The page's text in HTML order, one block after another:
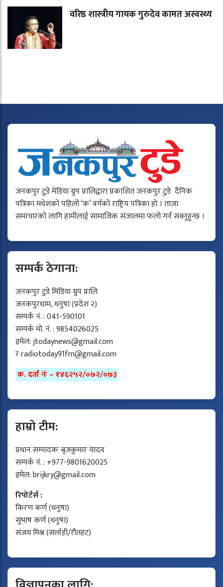
वरिष्ठ शास्त्रीय गायक गुरुदेव कामत अस्वस्थ्य
जनकपुर टुडे मेडिया ग्रुप प्रालिद्वारा प्रकाशित जनकपुर टुडे दैनिक
पत्रिका मधेशको पहिलो ‘क’ वर्गको राष्ट्रिय पत्रिका हो । ताजा
समाचारको लागि हामीलाई सामाजिक संजालमा फलो गर्न सक्नुहुन्छ ।
सम्पर्क ठेगाना:
जनकपुर टुडे मिडिया ग्रुप प्रालि
जनकपुरधाम, धनुषा (प्रदेश २)
सम्पर्क नं. : 041-590101
सम्पर्क मो. नं. : 9854026025
इमेल:jtodaynews@gmail.com
रradiotoday91fm@gmail.com
क. दर्ता नंः – १४६२५२/०७२/०७३
हाम्रो टीम:
प्रधान सम्पादकः बृजकुमार यादव
सम्पर्क नं. : +977-9801620025
इमेल:brijkry@gmail.com
रिपोर्टर्स :
किरण कर्ण (धनुषा)
सुभाष कर्ण (धनुषा)
संजय मिश्र (सर्लाही/रौतहट)